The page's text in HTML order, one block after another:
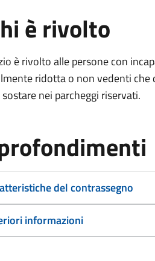
è rivolto
è rivolto alle persone con
ridotta o non vedenti
sostare nei parcheggi riservati.
del contrassegno
informazioni